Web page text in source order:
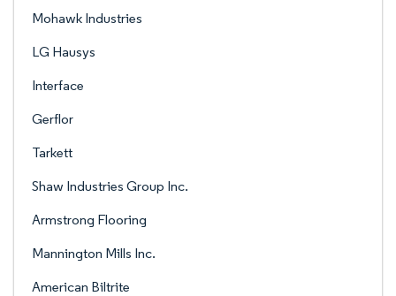
Mohawk Industries
LG Hausys
Interface
Gerflor
Tarkett
Shaw Industries Group Inc.
Armstrong Flooring
Mannington Mills Inc.
American Biltrite